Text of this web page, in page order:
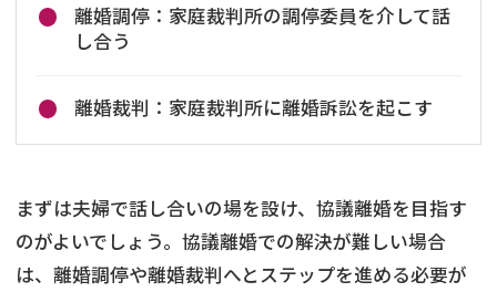
離婚調停：家庭裁判所の調停委員を介して話
し合う
離婚裁判：家庭裁判所に離婚訴訟を起こす
まずは夫婦で話し合いの場を設け、協議離婚を目指す
のがよいでしょう。協議離婚での解決が難しい場合
は、離婚調停や離婚裁判へとステップを進める必要が